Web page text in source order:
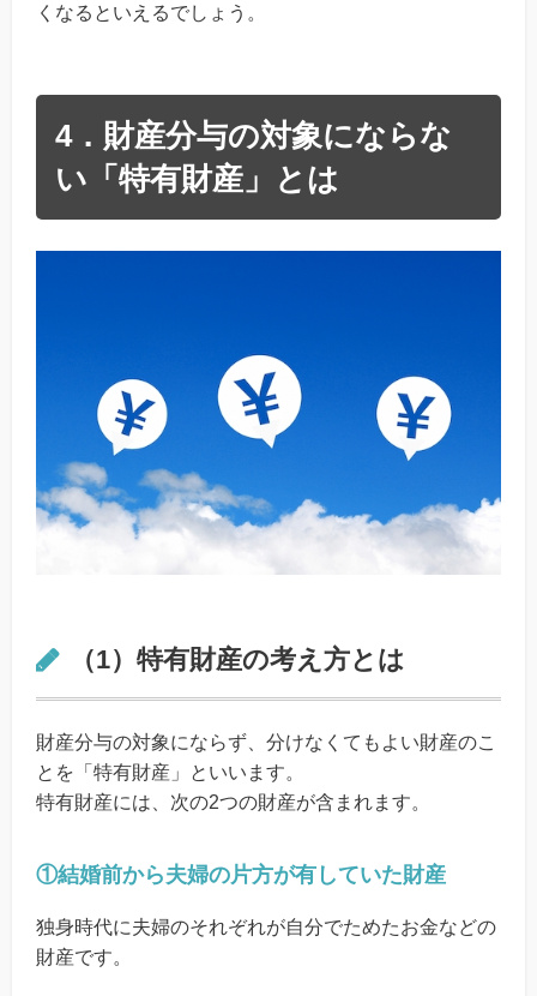
くなるといえるでしょう。
4．財産分与の対象にならな
い「特有財産」とは
（1）特有財産の考え方とは
財産分与の対象にならず、分けなくてもよい財産のこ
とを「特有財産」といいます。
特有財産には、次の2つの財産が含まれます。
①結婚前から夫婦の片方が有していた財産
独身時代に夫婦のそれぞれが自分でためたお金などの
財産です。